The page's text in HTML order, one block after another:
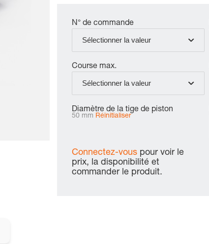
N° de commande
Sélectionner la valeur
Course max.
Sélectionner la valeur
Diamètre de la tige de piston
50 mm Réinitialiser
Connectez-vous pour voir le
prix, la disponibilité et
commander le produit.